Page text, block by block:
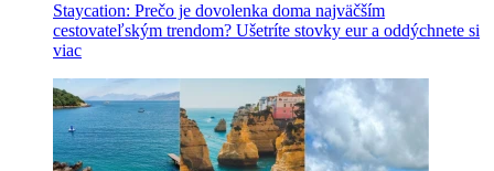
Staycation: Prečo je dovolenka doma najväčším
cestovateľským trendom? Ušetríte stovky eur a oddýchnete si
viac